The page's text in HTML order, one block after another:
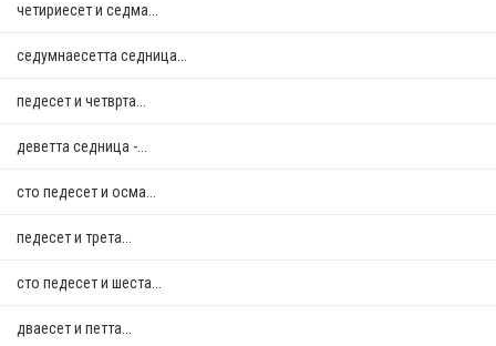
четириесет и седма...
седумнаесетта седница...
педесет и четврта...
деветта седница -...
сто педесет и осма...
педесет и трета...
сто педесет и шеста...
дваесет и петта...